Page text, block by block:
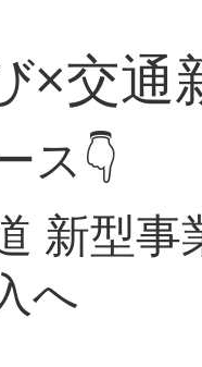
×交通
ス👇
新型
へ